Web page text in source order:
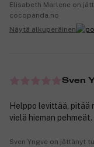
Elisabeth Marlene on
cocopanda.no
Näytä alkuperäinen
Sven
Helppo levittää, pitää
vielä hieman
Sven Yngve on jättänyt